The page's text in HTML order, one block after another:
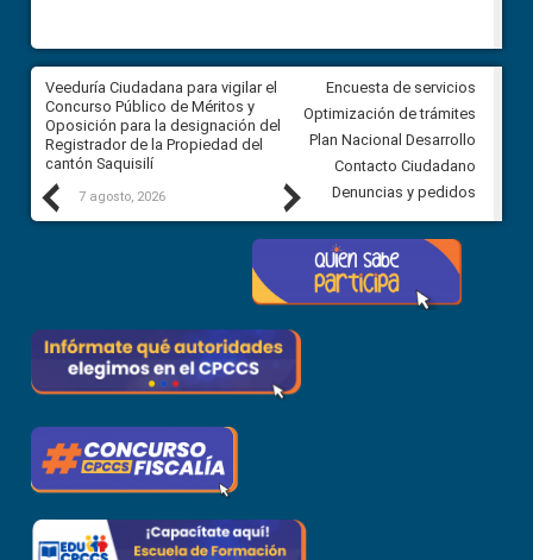
Previous
Veeduría Ciudadana para vigilar el
Concurso Público de Méritos y
Oposición para la designación del
Registrador de la Propiedad del
cantón Saquisilí
7 agosto, 2026
Veeduría Ciudadana para
construcción del asfaltado de
Ballenita del cantón Santa
7 agosto, 2026
Next
Encuesta de servicios
Optimización de trámites
Plan Nacional Desarrollo
Contacto Ciudadano
Denuncias y pedidos